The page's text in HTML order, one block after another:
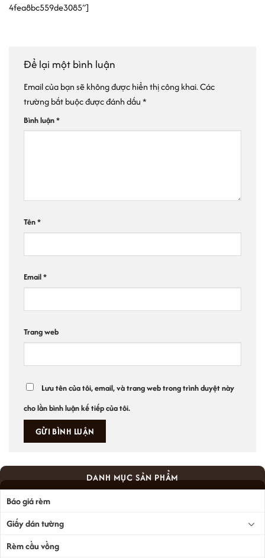
DANH MỤC SẢN PHẨM
Báo giá rèm
Giấy dán tường
Rèm cầu vồng
4fea8bc559de3085″]
Để lại một bình luận
Email của bạn sẽ không được hiển thị công khai.Các
trường bắt buộc được đánh dấu*
Bình luận*
Tên*
Email*
Trang web
Lưu tên của tôi, email, và trang web trong trình duyệt này
cho lần bình luận kế tiếp của tôi.